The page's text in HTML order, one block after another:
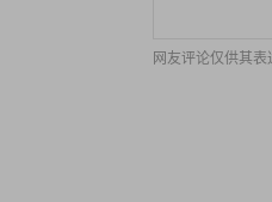
网友评论仅供其